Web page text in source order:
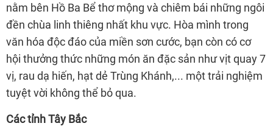
nằm bên Hồ Ba Bể thơ mộng và chiêm bái những ngôi
đền chùa linh thiêng nhất khu vực. Hòa mình trong
văn hóa độc đáo của miền sơn cước, bạn còn có cơ
hội thưởng thức những món ăn đặc sản như vịt quay 7
vị, rau dạ hiến, hạt dẻ Trùng Khánh,... một trải nghiệm
tuyệt vời không thể bỏ qua.
Các tỉnh Tây Bắc